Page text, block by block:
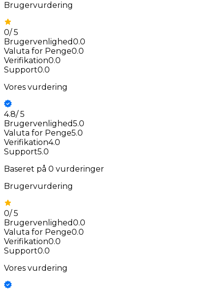
Brugervurdering
0/5
Brugervenlighed0.0
Valuta for Penge0.0
Verifikation0.0
Support0.0
Vores vurdering
4.8/5
Brugervenlighed5.0
Valuta for Penge5.0
Verifikation4.0
Support5.0
Baseret på 0 vurderinger
Brugervurdering
0/5
Brugervenlighed0.0
Valuta for Penge0.0
Verifikation0.0
Support0.0
Vores vurdering